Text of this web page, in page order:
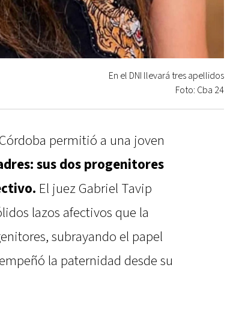
En el DNI llevará tres apellidos
Foto: Cba 24
permitió a una joven
sus dos progenitores
El juez Gabriel Tavip
lazos afectivos que la
subrayando el papel
la paternidad desde su